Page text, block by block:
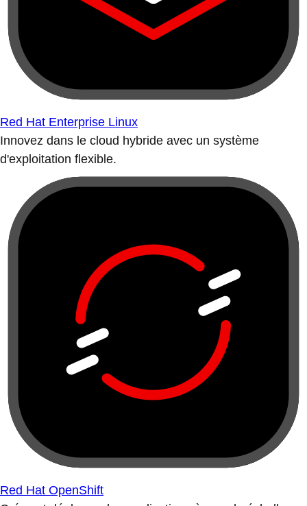
Red Hat Enterprise Linux
Innovez dans le cloud hybride avec un système
d'exploitation flexible.
Red Hat OpenShift